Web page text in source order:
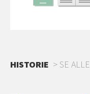
HISTORIE SE ALLE